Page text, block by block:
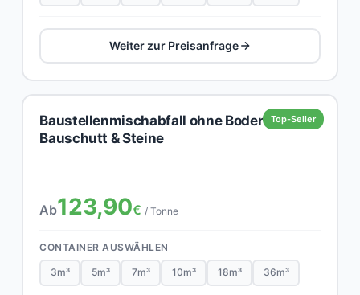
Weiter zur Preisanfrage
Top-Seller
Baustellenmischabfall ohne Boden,
Bauschutt & Steine
Ab123,90€ / Tonne
CONTAINER AUSWÄHLEN
3m³ 5m³ 7m³ 10m³ 18m³ 36m³